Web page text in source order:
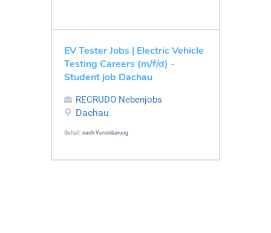
EV Tester Jobs | Electric Vehicle
Testing Careers (m/f/d) -
Student job Dachau
RECRUDO Nebenjobs
Dachau
Gehalt: nach Vereinbarung